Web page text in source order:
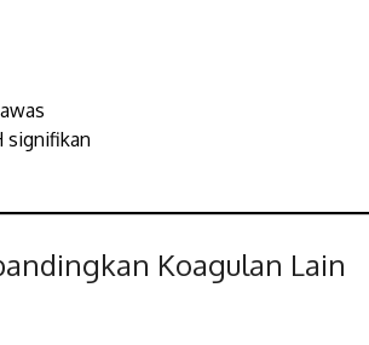
signifikan
Koagulan Lain